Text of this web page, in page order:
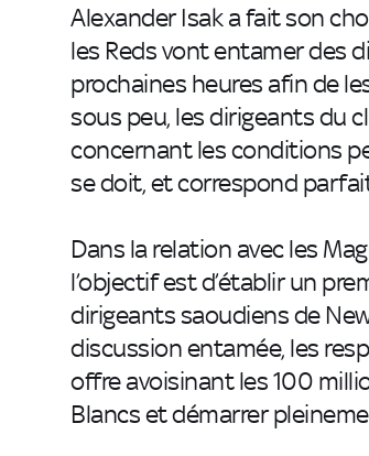
Alexander Isak a fait son
les Reds vont entamer des
prochaines heures afin de
sous peu, les dirigeants du
concernant les conditions
se doit, et correspond
Dans la relation avec les
l’objectif est d’établir un
dirigeants saoudiens de
discussion entamée, les
offre avoisinant les 100
Blancs et démarrer